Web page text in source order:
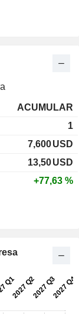
ACUMULAR
1
7,600USD
13,50USD
+77,63 %